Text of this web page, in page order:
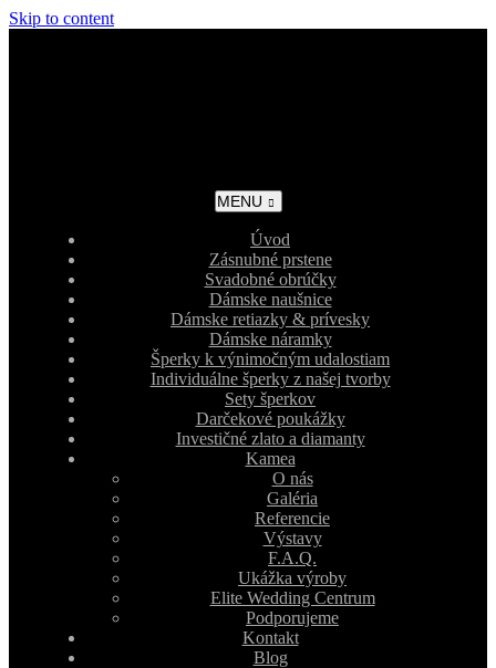
Skip to content
MENU
Úvod
Zásnubné prstene
Svadobné obrúčky
Dámske naušnice
Dámske retiazky & prívesky
Dámske náramky
Šperky k výnimočným udalostiam
Individuálne šperky z našej tvorby
Sety šperkov
Darčekové poukážky
Investičné zlato a diamanty
Kamea
O nás
Galéria
Referencie
Výstavy
F.A.Q.
Ukážka výroby
Elite Wedding Centrum
Podporujeme
Kontakt
Blog